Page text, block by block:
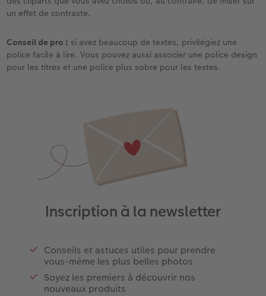
un effet de contraste.
Conseil de pro : si avez beaucoup de textes, privilégiez une
police facile à lire. Vous pouvez aussi associer une police design
pour les titres et une police plus sobre pour les textes.
Inscription à la newsletter
Conseils et astuces utiles pour prendre
vous-même les plus belles photos
Soyez les premiers à découvrir nos
nouveaux produits